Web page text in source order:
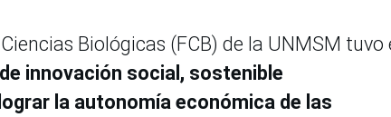
Biológicas (FCB) de la UNMSM tuvo
innovación social, sostenible
la autonomía económica de las